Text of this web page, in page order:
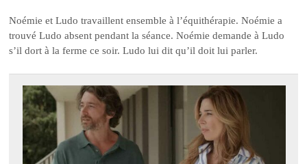
Noémie et Ludo travaillent ensemble à l’équithérapie. Noémie a
trouvé Ludo absent pendant la séance. Noémie demande à Ludo
s’il dort à la ferme ce soir. Ludo lui dit qu’il doit lui parler.